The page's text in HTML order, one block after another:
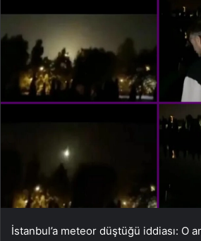
İstanbul’a meteor düştüğü iddiası: O